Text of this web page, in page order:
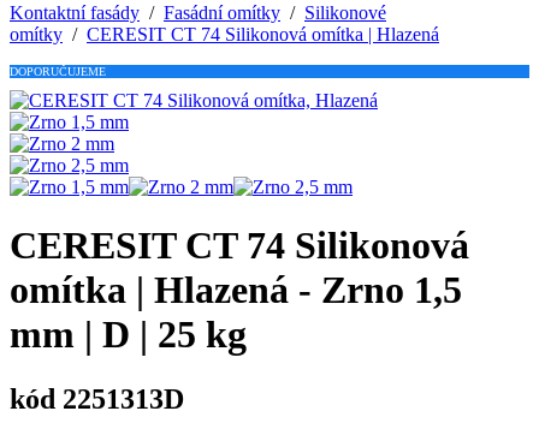
Kontaktní fasády / Fasádní omítky / Silikonové
omítky / CERESIT CT 74 Silikonová omítka | Hlazená
DOPORUČUJEME
CERESIT CT 74 Silikonová
omítka | Hlazená - Zrno 1,5
mm | D | 25 kg
kód 2251313D